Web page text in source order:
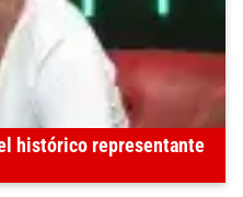
histórico representante